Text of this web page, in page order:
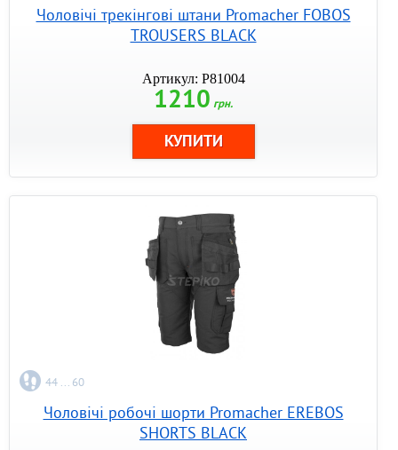
Чоловічі трекінгові штани Promacher FOBOS
TROUSERS BLACK
Артикул: P81004
1210 грн.
44 ... 60
Чоловічі робочі шорти Promacher EREBOS
SHORTS BLACK